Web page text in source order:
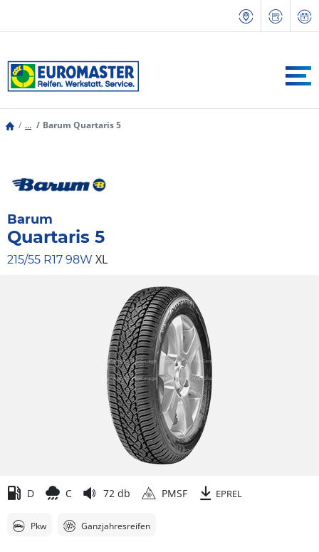
... Barum Quartaris 5
Barum
Quartaris 5
215/55 R17 98W XL
D C 72 db PMSF EPREL
Pkw Ganzjahresreifen